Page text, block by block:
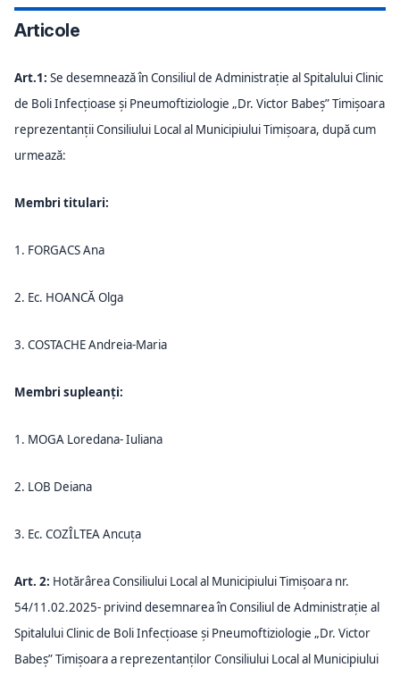
Articole
Art.1: Se desemnează în Consiliul de Administrație al Spitalului Clinic
de Boli Infecțioase și Pneumoftiziologie „Dr. Victor Babeș” Timișoara
reprezentanții Consiliului Local al Municipiului Timișoara, după cum
urmează:
Membri titulari:
1. FORGACS Ana
2. Ec. HOANCĂ Olga
3. COSTACHE Andreia-Maria
Membri supleanți:
1. MOGA Loredana- Iuliana
2. LOB Deiana
3. Ec. COZÎLTEA Ancuța
Art. 2: Hotărârea Consiliului Local al Municipiului Timișoara nr.
54/11.02.2025- privind desemnarea în Consiliul de Administrație al
Spitalului Clinic de Boli Infecțioase și Pneumoftiziologie „Dr. Victor
Babeș” Timișoara a reprezentanților Consiliului Local al Municipiului